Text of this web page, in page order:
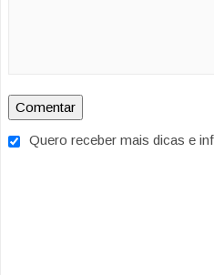
Quero receber mais dicas e